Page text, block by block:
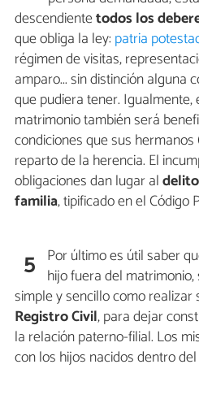
descendientetodos los
que obliga la ley:patria
régimen de visitas,
amparo... sin distinción alguna
que pudiera tener.
matrimonio también será
condiciones que sus
reparto de la herencia. El
obligaciones dan lugar al
familia, tipificado en el Código
5 Por último es útil saber
hijo fuera del
simple y sencillo como realizar
Registro Civil, para dejar
la relación paterno-filial. Los
con los hijos nacidos dentro